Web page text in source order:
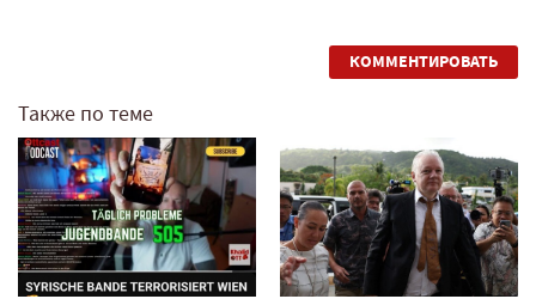
КОММЕНТИРОВАТЬ
Также по теме